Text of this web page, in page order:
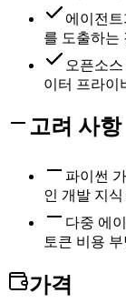
에이전
를 도출하는
오픈소
이터 프라이
고려 사항
파이썬
인 개발 지식
다중 에
토큰 비용
가격